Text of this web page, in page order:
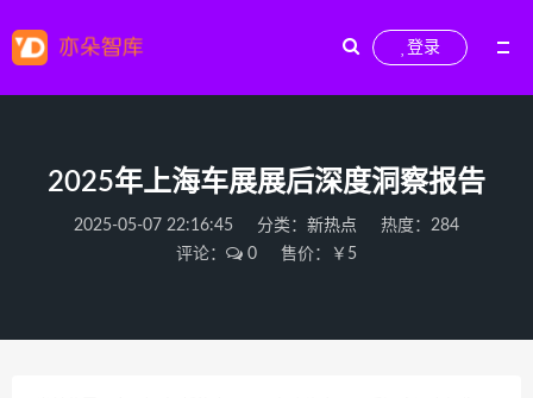
登录
2025年上海车展展后深度洞察报告
2025-05-07 22:16:45 分类： 新热点
热度：284
评论：
0 售价：￥5